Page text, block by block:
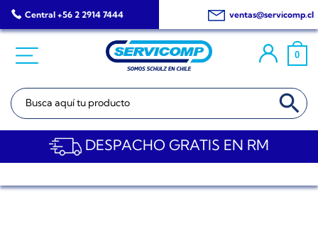
Saltar
al
Central +56 2 2914 7444 ventas@servicomp.cl
0
Buscar: BOTÓN DE
DESPACHO GRATIS EN RM